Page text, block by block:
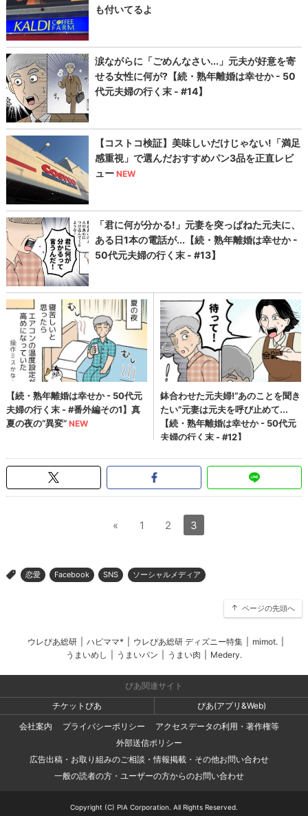
« 1 2 3
> 恋愛 Facebook SNS ソーシャルメディア
ページの先頭へ
ウレぴあ総研 ハピママ* ウレぴあ総研 ディズニー特集 mimot.
うまいめし
うまいパン うまい肉 Medery.
ぴあ関連サイト
チケットぴあ
ぴあ(アプリ&Web)
会社案内
プライバシーポリシー
アクセスデータの利用・著作権等
外部送信ポリシー
広告出稿・お取り組みのご相談・情報掲載・その他お問い合わせ
一般の読者の方・ユーザーの方からのお問い合わせ
Copyright (C) PIA Corporation. All Rights Reserved.